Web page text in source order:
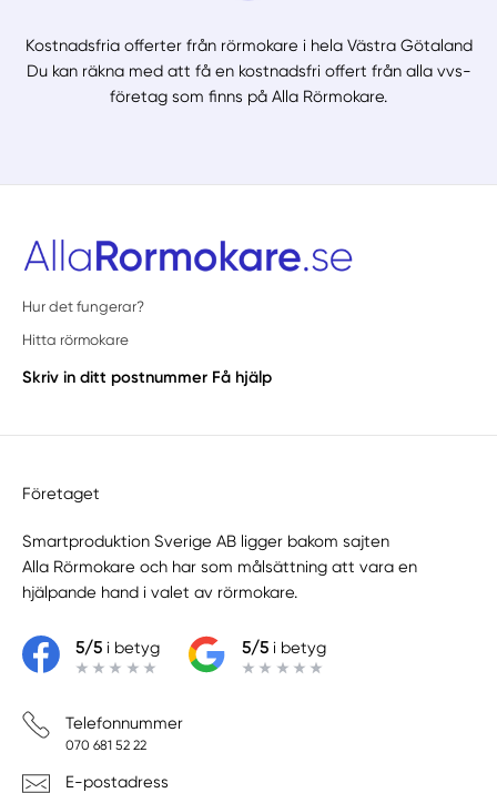
Kostnadsfria offerter från rörmokare i hela Västra Götaland
Du kan räkna med att få en kostnadsfri offert från alla vvs-
företag som finns på Alla Rörmokare.
Hur det fungerar?
Hitta rörmokare
Skriv in ditt postnummer Få hjälp
Företaget
Smartproduktion Sverige AB ligger bakom sajten
Alla Rörmokare och har som målsättning att vara en
hjälpande hand i valet av rörmokare.
5/5i betyg 5/5i betyg
Telefonnummer
070 681 52 22
E-postadress